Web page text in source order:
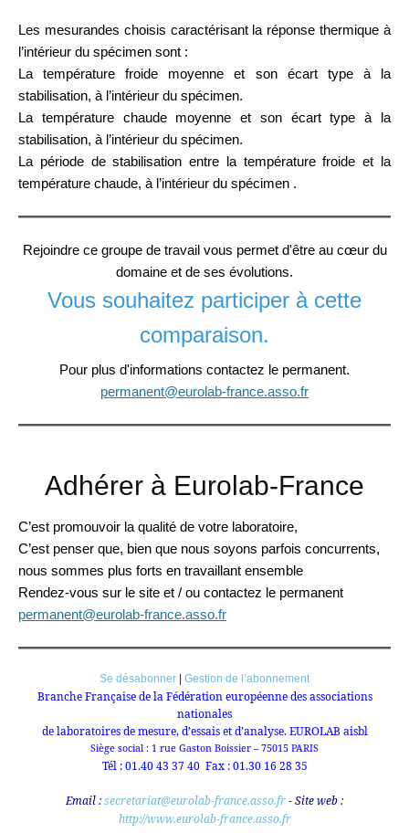
Les mesurandes choisis caractérisant la réponse thermique à
l’intérieur du spécimen sont :
La température froide moyenne et son écart type à la
stabilisation, à l’intérieur du spécimen.
La température chaude moyenne et son écart type à la
stabilisation, à l’intérieur du spécimen.
La période de stabilisation entre la température froide et la
température chaude, à l’intérieur du spécimen .
Rejoindre ce groupe de travail vous permet d'être au cœur du
domaine et de ses évolutions.
Vous souhaitez participer à cette
comparaison.
Pour plus d'informations contactez le permanent.
permanent@eurolab-france.asso.fr
Adhérer à Eurolab-France
C’est promouvoir la qualité de votre laboratoire,
C’est penser que, bien que nous soyons parfois concurrents,
nous sommes plus forts en travaillant ensemble
Rendez-vous sur le site et / ou contactez le permanent
permanent@eurolab-france.asso.fr
Se désabonner Gestion de l’abonnement
Branche Française de la Fédération européenne des associations
nationales
de laboratoires de mesure, d’essais et d’analyse. EUROLAB aisbl
Siège social : 1 rue Gaston Boissier – 75015 PARIS
Tél : 01.40 43 37 40 Fax : 01.30 16 28 35
Email :secretariat@eurolab-france.asso.fr - Site web :
http://www.eurolab-france.asso.fr